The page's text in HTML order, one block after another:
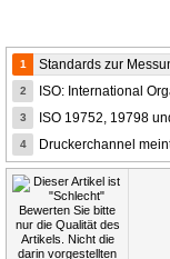
1 Standards zur
2 ISO: International
3 ISO 19752, 19798
4 Druckerchannel